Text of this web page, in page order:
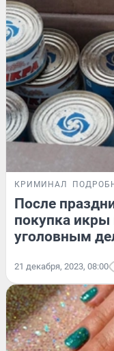
КРИМИНАЛ
После
покупка
уголовным
21 декабря, 2023, 08:00